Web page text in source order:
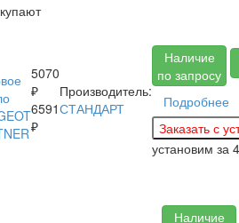
5070
₽
6591
₽
Производитель:
СТАНДАРТ
Наличие
по запросу
Подробнее
установим за
Наличие